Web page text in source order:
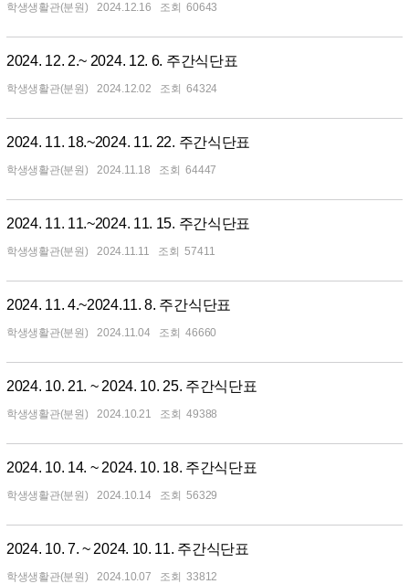
학생생활관(분원) 2024.12.16 60643
2024. 12. 2.~ 2024. 12. 6. 주간식단표
학생생활관(분원) 2024.12.02 64324
2024. 11. 18.~2024. 11. 22. 주간식단표
학생생활관(분원) 2024.11.18 64447
2024. 11. 11.~2024. 11. 15. 주간식단표
학생생활관(분원) 2024.11.11 57411
2024. 11. 4.~2024.11. 8. 주간식단표
학생생활관(분원) 2024.11.04 46660
2024. 10. 21. ~ 2024. 10. 25. 주간식단표
학생생활관(분원) 2024.10.21 49388
2024. 10. 14. ~ 2024. 10. 18. 주간식단표
학생생활관(분원) 2024.10.14 56329
2024. 10. 7. ~ 2024. 10. 11. 주간식단표
학생생활관(분원) 2024.10.07 33812